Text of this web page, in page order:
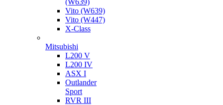
(W639)
Vito (W639)
Vito (W447)
X-Class
Mitsubishi
L200 V
L200 IV
ASX I
Outlander
Sport
RVR III